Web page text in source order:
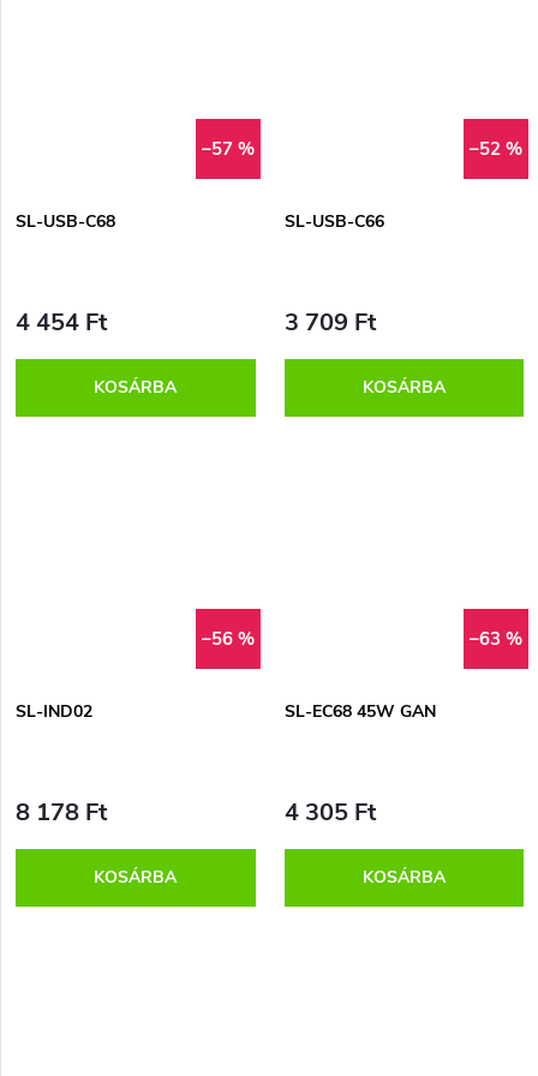
–57 %
SL-USB-C68
4 454 Ft
KOSÁRBA
–52 %
SL-USB-C66
3 709 Ft
KOSÁRBA
–56 %
SL-IND02
8 178 Ft
KOSÁRBA
–63 %
SL-EC68 45W GAN
4 305 Ft
KOSÁRBA